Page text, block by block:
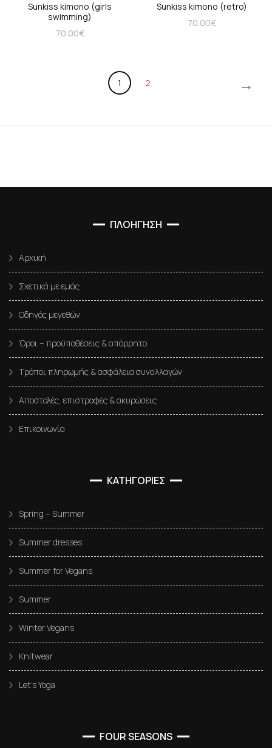
Sunkiss kimono (girls
swimming)
70.00€
Sunkiss kimono (retro)
70.00€
1 2 →
ΠΛΟΗΓΗΣΗ
Αρχική
Σχετικά με εμάς
Οδηγός μεγεθών
Όροι – προϋποθέσεις & απόρρητο
Τρόποι πληρωμής & ασφάλεια συναλλαγών
Αποστολές, επιστροφές & ακυρώσεις
Επικοινωνία
ΚΑΤΗΓΟΡΙΕΣ
Spring – Summer
Summer dresses
Summer for Vegans
Summer
Winter Vegans
Knitwear
Let’s Yoga
FOUR SEASONS